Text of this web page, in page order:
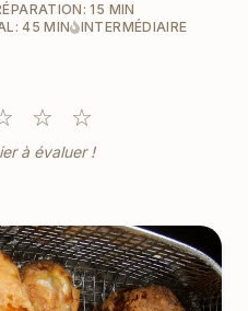
15 MIN
45 MIN INTERMÉDIAIRE
☆ ☆
à évaluer !